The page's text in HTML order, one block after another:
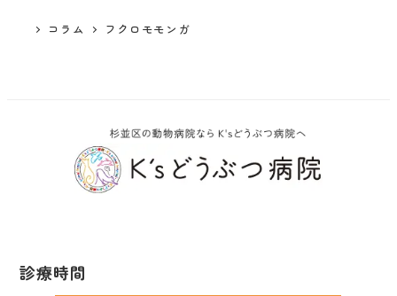
コラム フクロモモンガ
診療時間